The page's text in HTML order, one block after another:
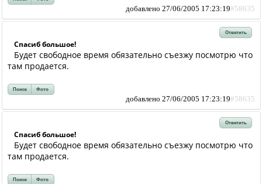
добавлено 27/06/2005 17:23:19#58635
Ответить
Спасиб большое!
Будет свободное время обязательно съезжу посмотрю что
там продается.
Поиск Фото
добавлено 27/06/2005 17:23:19#58635
Ответить
Спасиб большое!
Будет свободное время обязательно съезжу посмотрю что
там продается.
Поиск Фото